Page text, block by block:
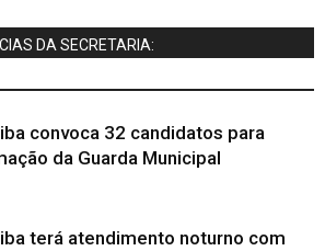
DA SECRETARIA:
convoca 32 candidatos para
da Guarda Municipal
terá atendimento noturno com